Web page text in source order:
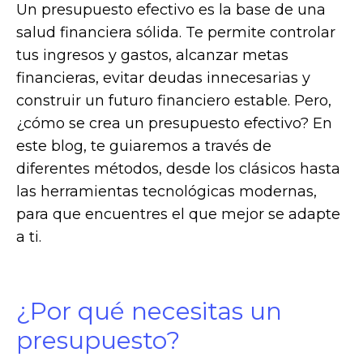
Un presupuesto efectivo es la base de una
salud financiera sólida. Te permite controlar
tus ingresos y gastos, alcanzar metas
financieras, evitar deudas innecesarias y
construir un futuro financiero estable. Pero,
¿cómo se crea un presupuesto efectivo? En
este blog, te guiaremos a través de
diferentes métodos, desde los clásicos hasta
las herramientas tecnológicas modernas,
para que encuentres el que mejor se adapte
a ti.
¿Por qué necesitas un
presupuesto?